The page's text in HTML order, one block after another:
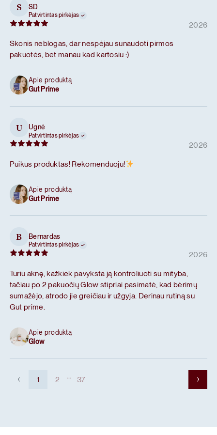
S SD
Patvirtintas pirkėjas
2026
Skonis neblogas, dar nespėjau sunaudoti pirmos
pakuotės, bet manau kad kartosiu :)
Apie produktą
Gut Prime
U Ugnė
Patvirtintas pirkėjas
2026
Puikus produktas! Rekomenduoju!
Apie produktą
Gut Prime
B Bernardas
Patvirtintas pirkėjas
2026
Turiu aknę, kažkiek pavyksta ją kontroliuoti su mityba,
tačiau po 2 pakuočių Glow stipriai pasimatė, kad bėrimų
sumažėjo, atrodo jie greičiau ir užgyja. Derinau rutiną su
Gut prime.
Apie produktą
Glow
1 2 37